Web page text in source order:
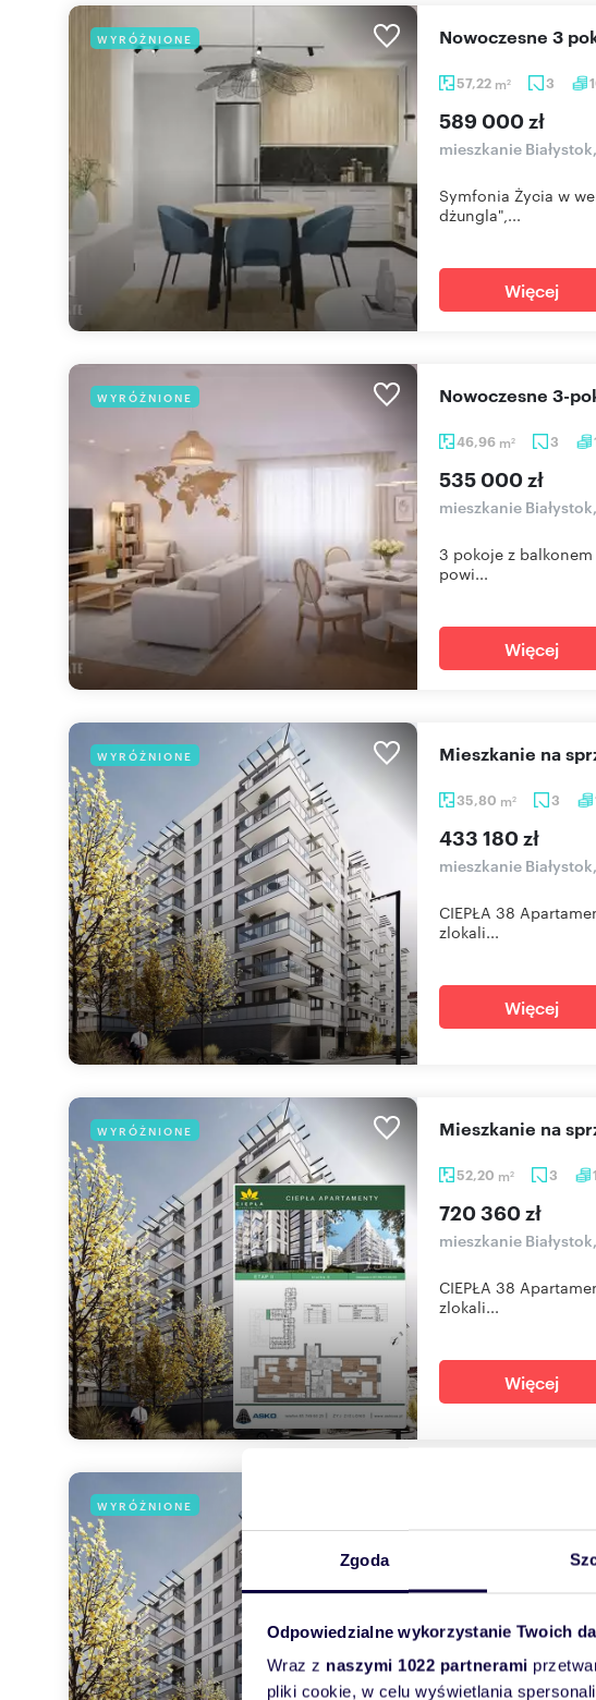
Zgoda
Odpowiedzialne wykorzystanie Twoich
Wraz z naszymi 1022 partnerami
pliki cookie, w celu wyświetlania
WYRÓŻNIONE
57,22 m2 3
Nowoczesne 3
589 000 zł
mieszkanie
Symfonia Życia w
dżungla",...
Więcej
WYRÓŻNIONE
46,96 m2 3
Nowoczesne 3-
535 000 zł
mieszkanie
3 pokoje z balkonem
powi...
Więcej
WYRÓŻNIONE
35,80 m2 3
mieszkanie na
433 180 zł
mieszkanie
CIEPŁA 38
zlokali...
Więcej
WYRÓŻNIONE
52,20 m2 3
mieszkanie na
720 360 zł
mieszkanie
CIEPŁA 38
zlokali...
Więcej
WYRÓŻNIONE
550 970 zł
CIEPŁA 38
zlokali...